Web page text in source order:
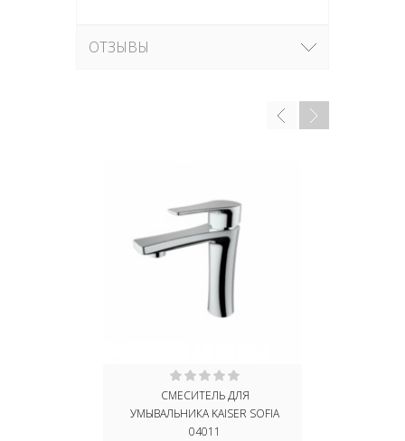
ОТЗЫВЫ
СМЕСИТЕЛЬ ДЛЯ
УМЫВАЛЬНИКА KAISER SOFIA
04011